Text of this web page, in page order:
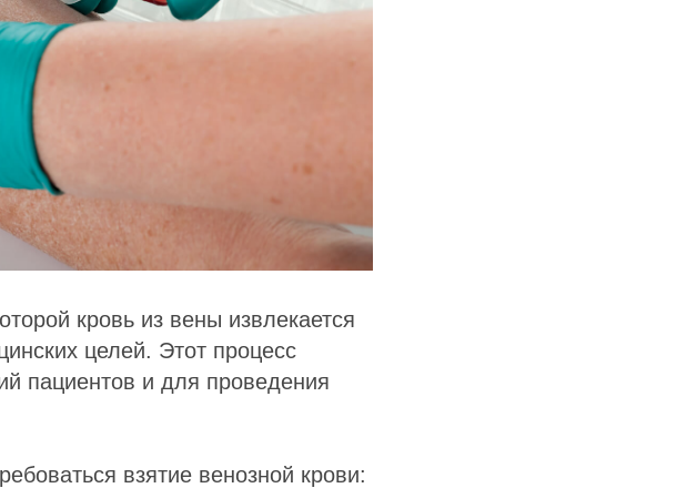
кровь из вены извлекается
целей. Этот процесс
пациентов и для проведения
взятие венозной крови: